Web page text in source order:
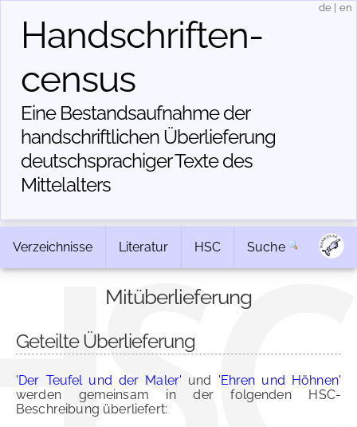
Handschriften­
census
Eine Bestandsaufnahme der
handschriftlichen Über­lieferung
deutschsprachiger Texte des
Mittelalters
de en
Verzeichnisse Literatur HSC Suche
Mitüberlieferung
Geteilte Überlieferung
'Der Teufel und der Maler' und 'Ehren und Höhnen'
werden gemeinsam in der folgenden HSC-
Beschreibung überliefert: